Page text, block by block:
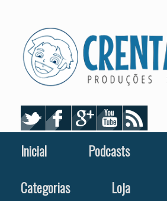
Inicial
Podcasts
Categorias
Loja